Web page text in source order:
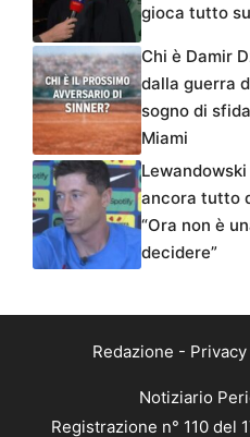
gioca tutto
Chi è Damir
dalla guerra
sogno di
Miami
ancora tutto
“Ora non è
decidere”
Redazione -
Notiziario
Registrazione n° 110 del